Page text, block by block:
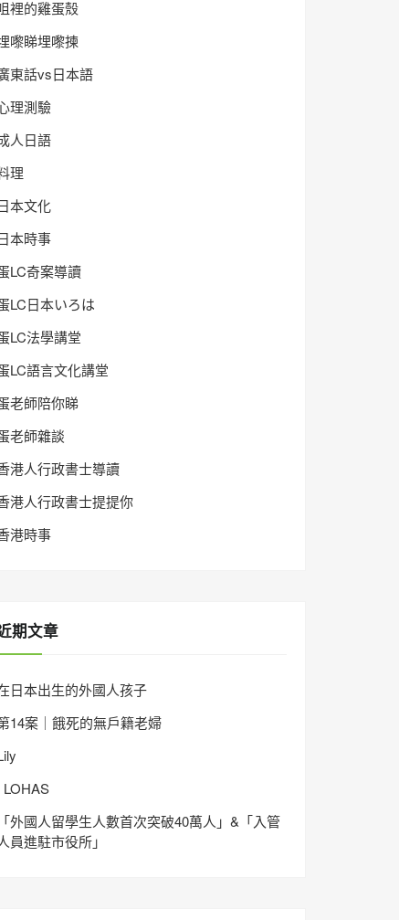
裡的雞蛋殼
嚟睇埋嚟揀
東話vs日本語
理測驗
人日語
理
本文化
本時事
LC奇案導讀
LC日本いろは
LC法學講堂
LC語言文化講堂
老師陪你睇
老師雜談
港人行政書士導讀
港人行政書士提提你
港時事
期文章
日本出生的外國人孩子
14案｜餓死的無戶籍老婦
LOHAS
「外國人留學生人數首次突破40萬人」&「入管
員進駐市役所」